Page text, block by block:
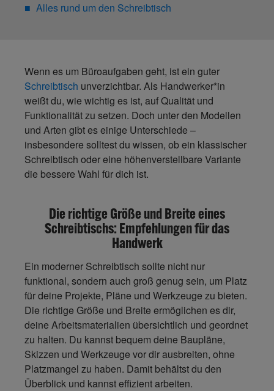
Alles rund um den Schreibtisch
Wenn es um Büroaufgaben geht, ist ein guter
Schreibtisch unverzichtbar. Als Handwerker*in
weißt du, wie wichtig es ist, auf Qualität und
Funktionalität zu setzen. Doch unter den Modellen
und Arten gibt es einige Unterschiede –
insbesondere solltest du wissen, ob ein klassischer
Schreibtisch oder eine höhenverstellbare Variante
die bessere Wahl für dich ist.
Die richtige Größe und Breite eines
Schreibtischs: Empfehlungen für das
Handwerk
Ein moderner Schreibtisch sollte nicht nur
funktional, sondern auch groß genug sein, um Platz
für deine Projekte, Pläne und Werkzeuge zu bieten.
Die richtige Größe und Breite ermöglichen es dir,
deine Arbeitsmaterialien übersichtlich und geordnet
zu halten. Du kannst bequem deine Baupläne,
Skizzen und Werkzeuge vor dir ausbreiten, ohne
Platzmangel zu haben. Damit behältst du den
Überblick und kannst effizient arbeiten.